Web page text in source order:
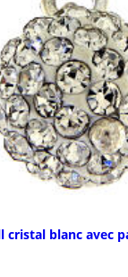
cristal blanc avec